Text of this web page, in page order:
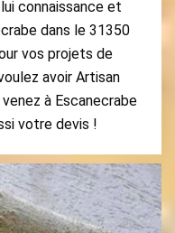
connaissance et
dans le 31350
vos projets de
avoir Artisan
à Escanecrabe
votre devis !